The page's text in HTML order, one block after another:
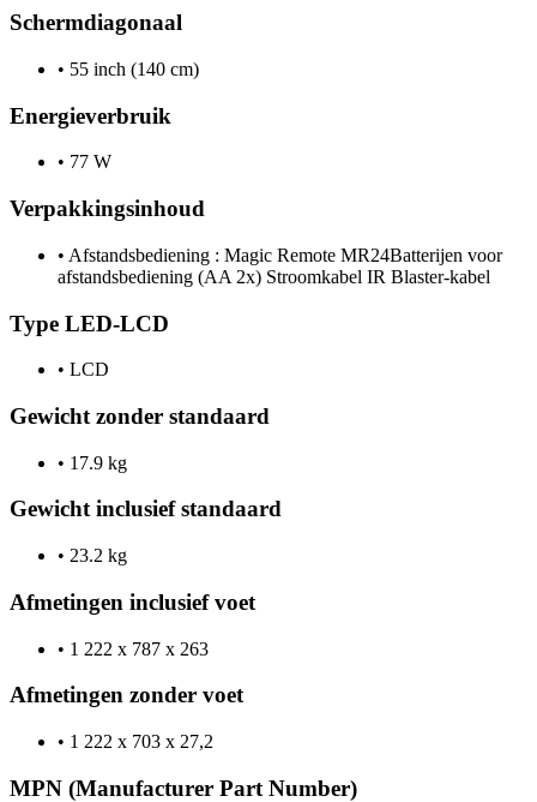
Schermdiagonaal
• 55 inch (140 cm)
Energieverbruik
• 77 W
Verpakkingsinhoud
• Afstandsbediening : Magic Remote MR24Batterijen voor
afstandsbediening (AA 2x) Stroomkabel IR Blaster-kabel
Type LED-LCD
• LCD
Gewicht zonder standaard
• 17.9 kg
Gewicht inclusief standaard
• 23.2 kg
Afmetingen inclusief voet
• 1 222 x 787 x 263
Afmetingen zonder voet
• 1 222 x 703 x 27,2
MPN (Manufacturer Part Number)